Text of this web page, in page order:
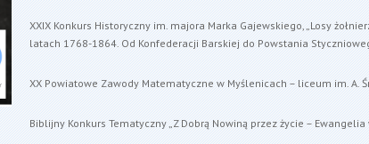
XXIX Konkurs Historyczny im. majora Marka Gajewskiego, „Losy
latach 1768-1864. Od Konfederacji Barskiej do Powstania
XX Powiatowe Zawody Matematyczne w Myślenicach – liceum im. A.
Biblijny Konkurs Tematyczny „Z Dobrą Nowiną przez życie – Ewangelia